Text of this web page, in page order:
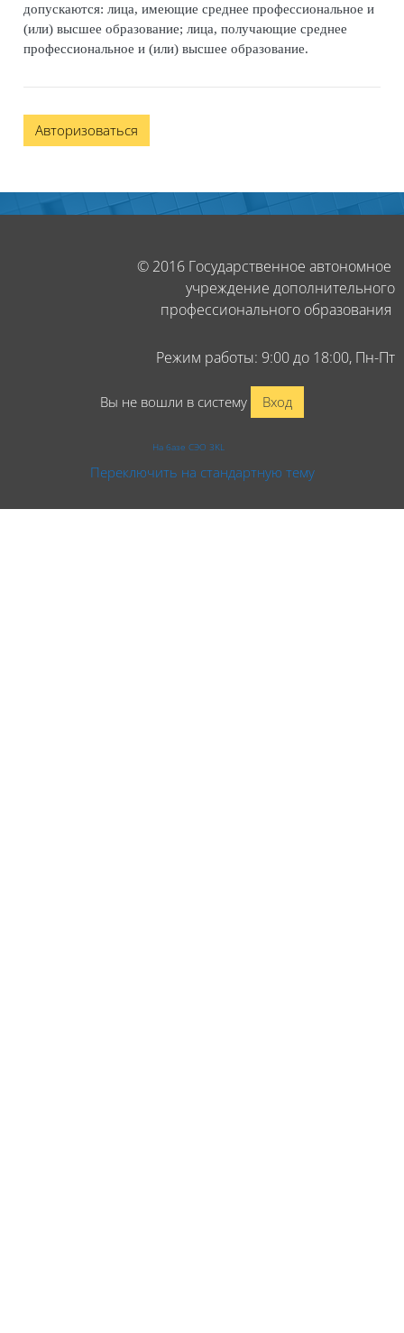
допускаются: лица, имеющие среднее профессиональное и
(или) высшее образование; лица, получающие среднее
профессиональное и (или) высшее образование.
Авторизоваться
Блоки
© 2016 Государственное автономное
учреждение дополнительного
профессионального образования
Режим работы: 9:00 до 18:00, Пн-Пт
Вы не вошли в систему Вход
На базе СЭО 3KL
Переключить на стандартную тему